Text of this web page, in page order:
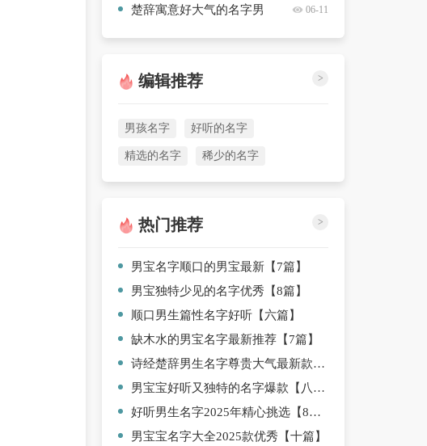
【八篇】
楚辞寓意好大气的名字男
06-11
编辑推荐 >
男孩名字 好听的名字
精选的名字 稀少的名字
热门推荐 >
男宝名字顺口的男宝最新【7篇】
男宝独特少见的名字优秀【8篇】
顺口男生篇性名字好听【六篇】
缺木水的男宝名字最新推荐【7篇】
诗经楚辞男生名字尊贵大气最新款【4篇】
男宝宝好听又独特的名字爆款【八篇】
好听男生名字2025年精心挑选【8篇】
男宝宝名字大全2025款优秀【十篇】